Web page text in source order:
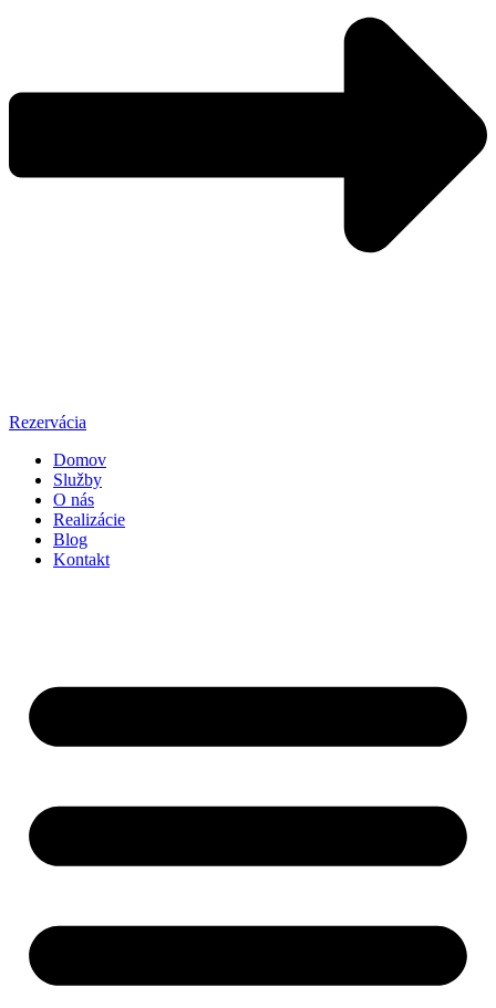
Rezervácia
Domov
Služby
O nás
Realizácie
Blog
Kontakt